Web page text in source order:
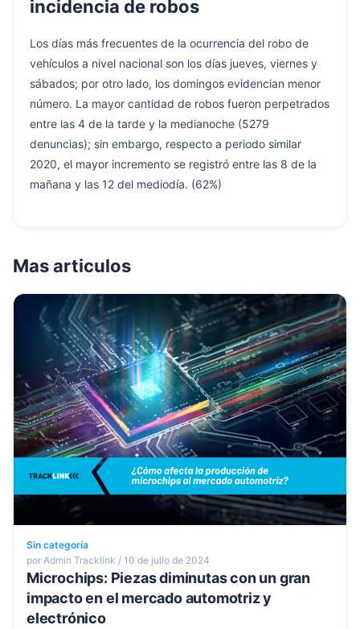
incidencia de robos
Los días más frecuentes de la ocurrencia del robo de
vehículos a nivel nacional son los días jueves, viernes y
sábados; por otro lado, los domingos evidencian menor
número. La mayor cantidad de robos fueron perpetrados
entre las 4 de la tarde y la medianoche (5279
denuncias); sin embargo, respecto a periodo similar
2020, el mayor incremento se registró entre las 8 de la
mañana y las 12 del mediodía. (62%)
Mas articulos
Sin categoría
por Admin Tracklink / 10 de julio de 2024
Microchips: Piezas diminutas con un gran
impacto en el mercado automotriz y
electrónico